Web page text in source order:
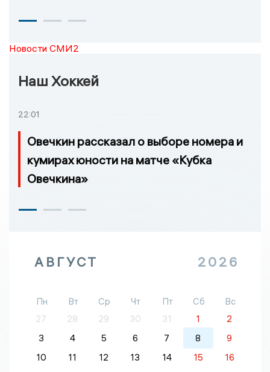
Новости СМИ2
Наш Хоккей
22:01
Овечкин рассказал о выборе номера и
кумирах юности на матче «Кубка
Овечкина»
АВГУСТ 2026
Пн Вт Ср Чт Пт Сб
Вс
27
28 29 30 31 1
2
3
4 5 6 7 8
9
10
11 12 13 14 15
16